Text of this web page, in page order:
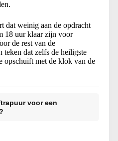
dat weinig aan de opdracht
18 uur klaar zijn voor
de rest van de
teken dat zelfs de heiligste
opschuift met de klok van de
voor een